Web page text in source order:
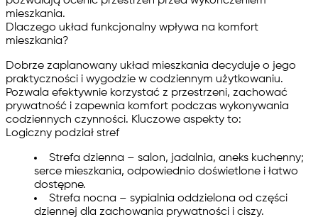
mieszkania.
Dlaczego układ funkcjonalny wpływa na komfort
mieszkania?
Dobrze zaplanowany układ mieszkania decyduje o jego
praktyczności i wygodzie w codziennym użytkowaniu.
Pozwala efektywnie korzystać z przestrzeni, zachować
prywatność i zapewnia komfort podczas wykonywania
codziennych czynności. Kluczowe aspekty to:
Logiczny podział stref
Strefa dzienna – salon, jadalnia, aneks kuchenny;
serce mieszkania, odpowiednio doświetlone i łatwo
dostępne.
Strefa nocna – sypialnia oddzielona od części
dziennej dla zachowania prywatności i ciszy.